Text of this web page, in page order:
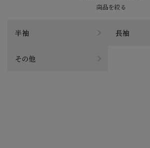
商品を絞る
半袖 長袖
その他